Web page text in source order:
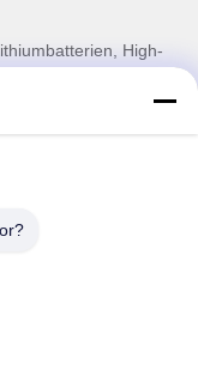
High-